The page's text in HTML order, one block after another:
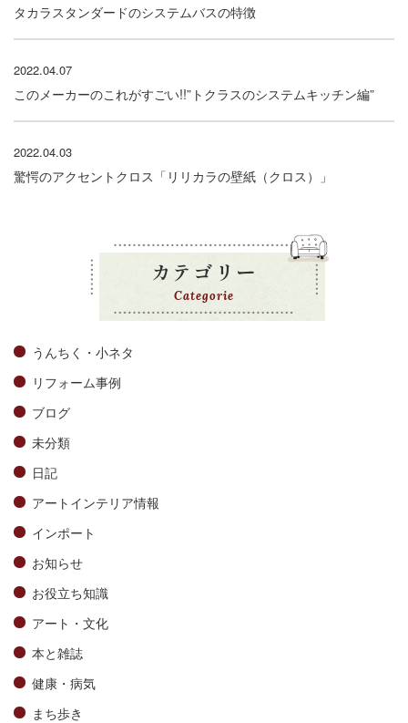
タカラスタンダードのシステムバスの特徴
2022.04.07
このメーカーのこれがすごい!!”トクラスのシステムキッチン編”
2022.04.03
驚愕のアクセントクロス「リリカラの壁紙（クロス）」
カテゴリー
Categorie
うんちく・小ネタ
リフォーム事例
ブログ
未分類
日記
アートインテリア情報
インポート
お知らせ
お役立ち知識
アート・文化
本と雑誌
健康・病気
まち歩き